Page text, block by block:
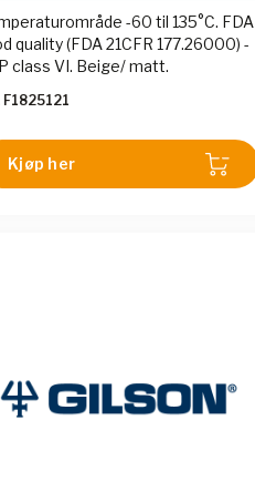
-60 til 135°C. FDA
quality (FDA 21CFR 177.26000) -
class VI. Beige/ matt.
F1825121
Kjøp her